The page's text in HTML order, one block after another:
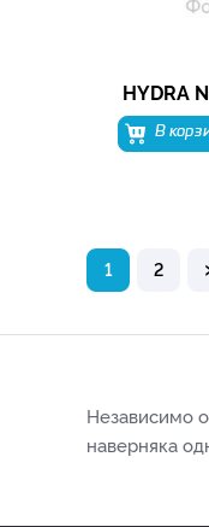
HYDRA
В
1 2
Независимо
наверняка